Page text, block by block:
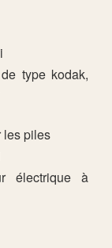
type kodak,
les piles
électrique à